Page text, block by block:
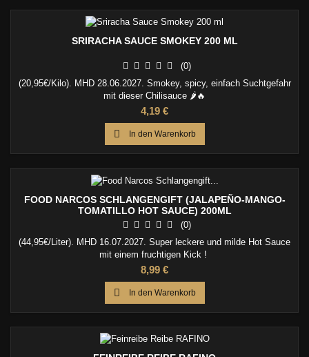
SRIRACHA SAUCE SMOKEY 200 ML
(0)
(20,95€/Kilo). MHD 28.06.2027. Smokey, spicy, einfach Suchtgefahr
mit dieser Chilisauce 🌶️🔥
Preis
4,19 €
 In den Warenkorb
FOOD NARCOS SCHLANGENGIFT (JALAPEÑO-MANGO-
TOMATILLO HOT SAUCE) 200ML
(0)
(44,95€/Liter). MHD 16.07.2027. Super leckere und milde Hot Sauce
mit einem fruchtigen Kick !
Preis
8,99 €
 In den Warenkorb